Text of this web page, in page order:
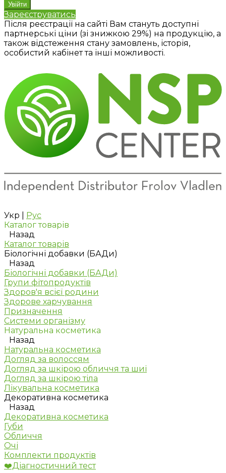
Зареєструватись
Після реєстрації на сайті Вам стануть доступні
партнерські ціни (зі знижкою 29%) на продукцію, а
також відстеження стану замовлень, історія,
особистий кабінет та інші можливості.
Укр
Рус
Каталог товарів
Назад
Каталог товарів
Біологічні добавки (БАДи)
Назад
Біологічні добавки (БАДи)
Групи фітопродуктів
Здоров'я всієї родини
Здорове харчування
Призначення
Системи організму
Натуральна косметика
Назад
Натуральна косметика
Догляд за волоссям
Догляд за шкірою обличчя та шиї
Догляд за шкірою тіла
Лікувальна косметика
Декоративна косметика
Назад
Декоративна косметика
Губи
Обличчя
Очі
Комплекти продуктів
❤️Діагностичний тест